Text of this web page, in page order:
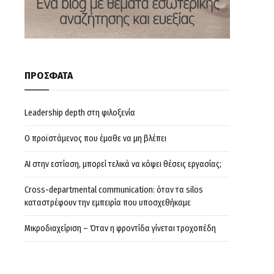
ΠΡΟΣΦΑΤΑ
Leadership depth στη φιλοξενία
Ο προϊστάμενος που έμαθε να μη βλέπει
AI στην εστίαση, μπορεί τελικά να κόψει θέσεις εργασίας;
Cross-departmental communication: όταν τα silos
καταστρέφουν την εμπειρία που υποσχεθήκαμε
Μικροδιαχείριση – Όταν η φροντίδα γίνεται τροχοπέδη